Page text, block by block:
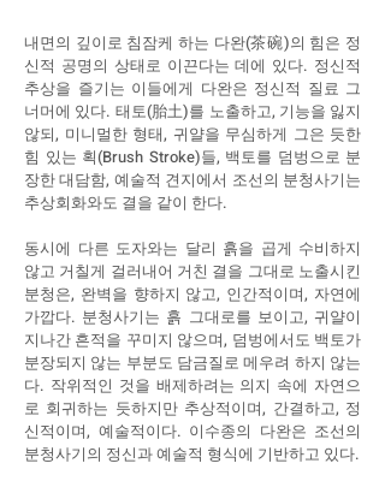
내면의 깊이로 침잠케 하는 다완(茶碗)의 힘은 정
신적 공명의 상태로 이끈다는 데에 있다. 정신적
추상을 즐기는 이들에게 다완은 정신적 질료 그
너머에 있다. 태토(胎土)를 노출하고, 기능을 잃지
않되, 미니멀한 형태, 귀얄을 무심하게 그은 듯한
힘 있는 획(Brush Stroke)들, 백토를 덤벙으로 분
장한 대담함, 예술적 견지에서 조선의 분청사기는
추상회화와도 결을 같이 한다.
동시에 다른 도자와는 달리 흙을 곱게 수비하지
않고 거칠게 걸러내어 거친 결을 그대로 노출시킨
분청은, 완벽을 향하지 않고, 인간적이며, 자연에
가깝다. 분청사기는 흙 그대로를 보이고, 귀얄이
지나간 흔적을 꾸미지 않으며, 덤벙에서도 백토가
분장되지 않는 부분도 담금질로 메우려 하지 않는
다. 작위적인 것을 배제하려는 의지 속에 자연으
로 회귀하는 듯하지만 추상적이며, 간결하고, 정
신적이며, 예술적이다. 이수종의 다완은 조선의
분청사기의 정신과 예술적 형식에 기반하고 있다.